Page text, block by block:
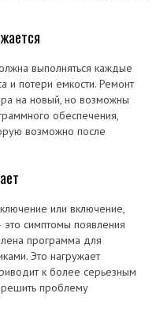
выполняться каждые
и потери емкости. Ремонт
на новый, но возможны
обеспечения,
возможно после
или включение,
симптомы появления
программа для
Это нагружает
к более серьезным
проблему